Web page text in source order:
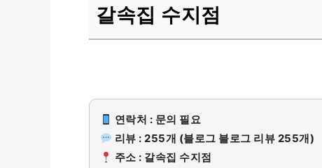
갈속집 수지점
연락처 : 문의 필요
리뷰 : 255개 (블로그 블로그 리뷰 255개)
주소 : 갈속집 수지점